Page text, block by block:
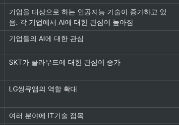
기업을 대상으로 하는 인공지능 기술이 증가하고 있
음. 각 기업에서 AI에 대한 관심이 높아짐
기업들의 AI에 대한 관심
SKT가 클라우드에 대한 관심이 증가
LG씽큐앱의 역할 확대
여러 분야에 IT기술 접목